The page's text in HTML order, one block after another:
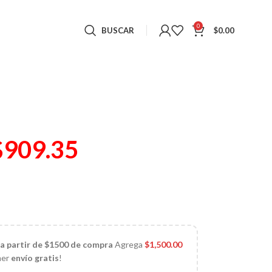
BUSCAR 0 $0.00
909.35
partir de $1500 de compra Agrega$1,500.00
envío gratis!